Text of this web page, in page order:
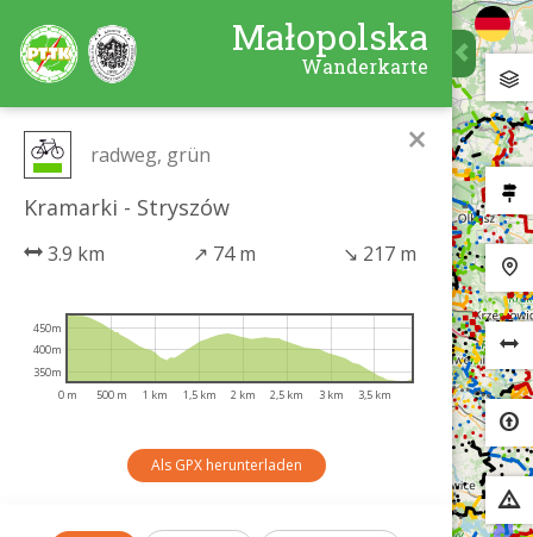
Małopolska
Wanderkarte
×
radweg, grün
Kramarki - Stryszów
3.9 km ↗ 74 m ↘ 217 m
0 m 500 m 1 km 1,5 km 2 km 2,5 km 3 km 3,5 km
350m
400m
450m
Als GPX herunterladen